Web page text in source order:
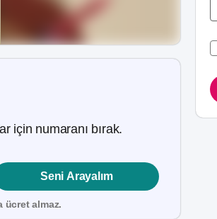
için numaranı bırak.
Seni Arayalım
ücret almaz.